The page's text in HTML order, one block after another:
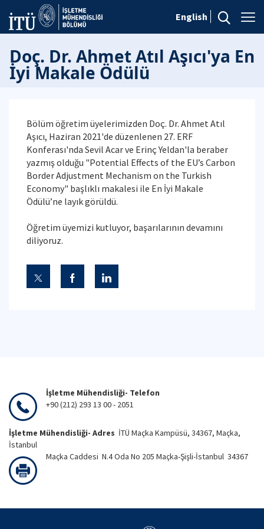
English
Doç. Dr. Ahmet Atıl Aşıcı'ya En
İyi Makale Ödülü
Bölüm öğretim üyelerimizden Doç. Dr. Ahmet Atıl
Aşıcı, Haziran 2021'de düzenlenen 27. ERF
Konferası'nda Sevil Acar ve Erinç Yeldan'la beraber
yazmış olduğu "Potential Effects of the EU’s Carbon
Border Adjustment Mechanism on the Turkish
Economy" başlıklı makalesi ile En İyi Makale
Ödülü’ne layık görüldü.
Öğretim üyemizi kutluyor, başarılarının devamını
diliyoruz.
İşletme Mühendisliği- Telefon
+90 (212) 293 13 00 - 2051
İşletme Mühendisliği- Adres İTÜ Maçka Kampüsü, 34367, Maçka,
İstanbul
Maçka Caddesi N.4 Oda No 205 Maçka-Şişli-İstanbul 34367